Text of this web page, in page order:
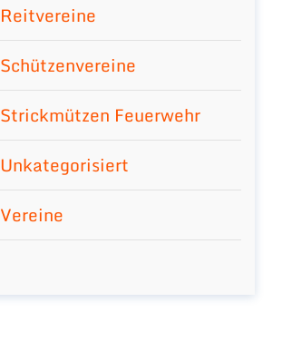
Reitvereine
Schützenvereine
Strickmützen Feuerwehr
Unkategorisiert
Vereine